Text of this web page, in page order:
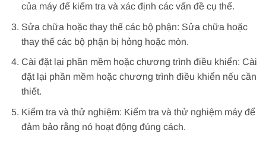
của máy để kiểm tra và xác định các vấn đề cụ thể.
Sửa chữa hoặc thay thế các bộ phận: Sửa chữa hoặc
thay thế các bộ phận bị hỏng hoặc mòn.
Cài đặt lại phần mềm hoặc chương trình điều khiển: Cài
đặt lại phần mềm hoặc chương trình điều khiển nếu cần
thiết.
Kiểm tra và thử nghiệm: Kiểm tra và thử nghiệm máy để
đảm bảo rằng nó hoạt động đúng cách.